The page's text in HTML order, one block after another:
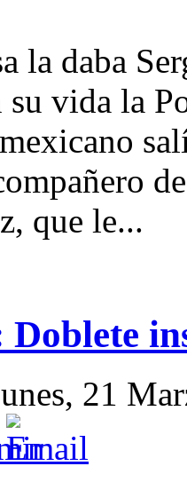
la daba
su vida la
que le...
Doblete
21